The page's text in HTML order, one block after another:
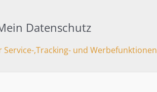
Datenschutz
Service-,Tracking- und Werbefunktionen